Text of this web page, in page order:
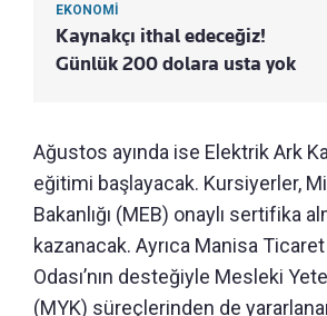
EKONOMİ
Kaynakçı ithal edeceğiz!
Günlük 200 dolara usta yok
Ağustos ayında ise Elektrik Ark
eğitimi başlayacak. Kursiyerler,
Bakanlığı (MEB) onaylı sertifika
kazanacak. Ayrıca Manisa
Odası’nın desteğiyle Mesleki
(MYK) süreçlerinden de